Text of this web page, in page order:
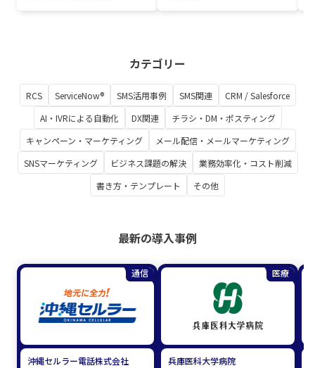
カテゴリー
RCS ServiceNow® SMS活用事例 SMS関連
CRM / Salesforce
AI・IVRによる自動化
DX関連
チラシ・DM・ポスティング
キャンペーン・マーケティング
メール配信・メールマーケティング
SNSマーケティング
ビジネス課題の解決
業務効率化・コスト削減
書き方・テンプレート
その他
最新の導入事例
通信
沖縄セルラー電話株式会社
医療
兵庫医科大学病院